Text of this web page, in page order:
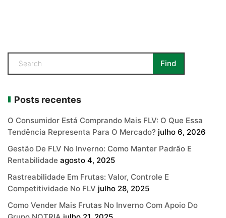
Posts recentes
O Consumidor Está Comprando Mais FLV: O Que Essa
Tendência Representa Para O Mercado? julho 6, 2026
Gestão De FLV No Inverno: Como Manter Padrão E
Rentabilidade agosto 4, 2025
Rastreabilidade Em Frutas: Valor, Controle E
Competitividade No FLV julho 28, 2025
Como Vender Mais Frutas No Inverno Com Apoio Do